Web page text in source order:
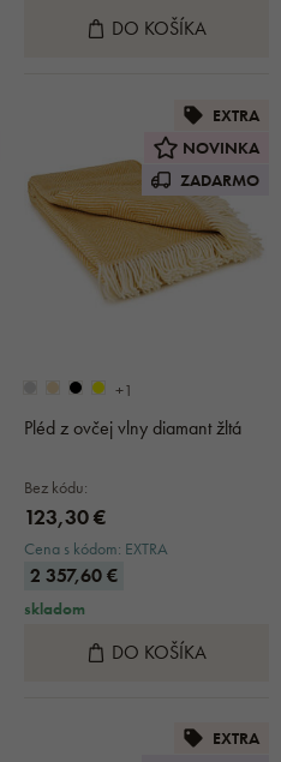
DO KOŠÍKA
EXTRA
NOVINKA
ZADARMO
+1
Pléd z ovčej vlny diamant žltá
Bez kódu:
123,30 €
Cena s kódom: EXTRA
2 357,60 €
skladom
DO KOŠÍKA
EXTRA